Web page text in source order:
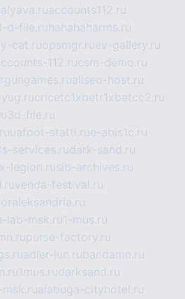
accounts112.ru
d-file.ru hahahaharms.ru
cat.ruopsmgr.ruev-gallery.ru
112.rucsm-demo.ru
allseo-host.ru
cricetc1xbetr1xbetcc2.ru
3d-file.ru
uafoot-statti.rue-abis1c.ru
services.rudark-sand.ru
x-legion.rusib-archives.ru
venda-festival.ru
lab-msk.ru1-mus.ru
purse-factory.ru
adler-jun.rubandamn.ru
1mus.rudarksand.ru
msk.rualabuga-cityhotel.ru